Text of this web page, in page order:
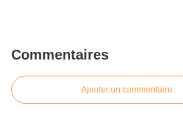
Commentaires
Ajouter un commentaire